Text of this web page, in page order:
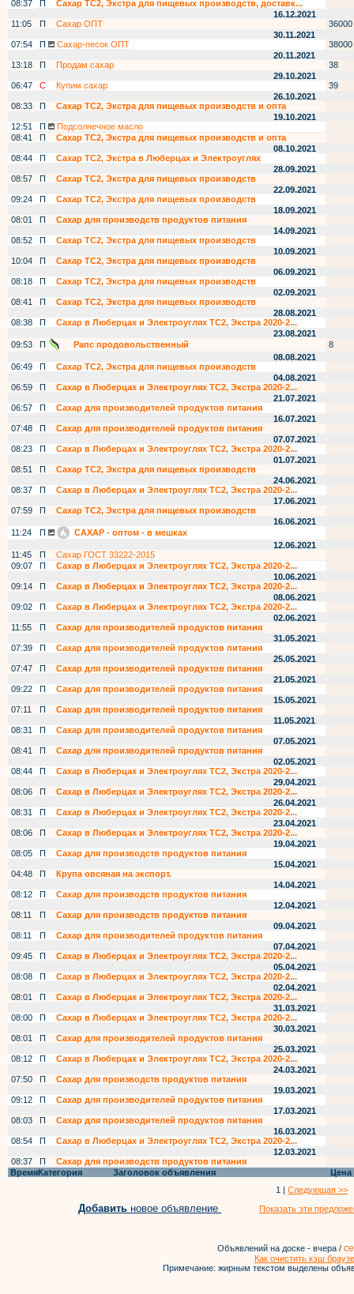
08:37 П
Сахар ТС2, Экстра для пищевых производств, доставк...
16.12.2021
11:05
П Сахар ОПТ
36000
30.11.2021
07:54
П Сахар-песок ОПТ
38000
20.11.2021
13:18
П Продам сахар
38
29.10.2021
06:47
С Купим сахар
39
26.10.2021
08:33
П
Сахар ТС2, Экстра для пищевых производств и опта
19.10.2021
12:51
П
Подсолнечное масло
08:41
П
Сахар ТС2, Экстра для пищевых производств и опта
08.10.2021
08:44
П
Сахар ТС2, Экстра в Люберцах и Электроуглях
28.09.2021
08:57
П
Сахар ТС2, Экстра для пищевых производств
22.09.2021
09:24
П
Сахар ТС2, Экстра для пищевых производств
18.09.2021
08:01
П
Сахар для производств продуктов питания
14.09.2021
08:52
П
Сахар ТС2, Экстра для пищевых производств
10.09.2021
10:04
П
Сахар ТС2, Экстра для пищевых производств
06.09.2021
08:18
П
Сахар ТС2, Экстра для пищевых производств
02.09.2021
08:41
П
Сахар ТС2, Экстра для пищевых производств
28.08.2021
08:38
П
Сахар в Люберцах и Электроуглях ТС2, Экстра 2020-2...
23.08.2021
09:53
П Рапс продовольственный
8
08.08.2021
06:49
П
Сахар ТС2, Экстра для пищевых производств
04.08.2021
06:59
П
Сахар в Люберцах и Электроуглях ТС2, Экстра 2020-2...
21.07.2021
06:57
П
Сахар для производителей продуктов питания
16.07.2021
07:48
П
Сахар для производителей продуктов питания
07.07.2021
08:23
П
Сахар в Люберцах и Электроуглях ТС2, Экстра 2020-2...
01.07.2021
08:51
П
Сахар ТС2, Экстра для пищевых производств
24.06.2021
08:37
П
Сахар в Люберцах и Электроуглях ТС2, Экстра 2020-2...
17.06.2021
07:59
П
Сахар ТС2, Экстра для пищевых производств
16.06.2021
11:24
П
САХАР - оптом - в мешках
12.06.2021
11:45
П
Сахар ГОСТ 33222-2015
09:07
П
Сахар в Люберцах и Электроуглях ТС2, Экстра 2020-2...
10.06.2021
09:14
П
Сахар в Люберцах и Электроуглях ТС2, Экстра 2020-2...
08.06.2021
09:02
П
Сахар в Люберцах и Электроуглях ТС2, Экстра 2020-2...
02.06.2021
11:55
П
Сахар для производителей продуктов питания
31.05.2021
07:39
П
Сахар для производителей продуктов питания
25.05.2021
07:47
П
Сахар для производителей продуктов питания
21.05.2021
09:22
П
Сахар для производителей продуктов питания
15.05.2021
07:11
П
Сахар для производителей продуктов питания
11.05.2021
08:31
П
Сахар для производителей продуктов питания
07.05.2021
08:41
П
Сахар для производителей продуктов питания
02.05.2021
08:44
П
Сахар в Люберцах и Электроуглях ТС2, Экстра 2020-2...
29.04.2021
08:06
П
Сахар в Люберцах и Электроуглях ТС2, Экстра 2020-2...
26.04.2021
08:31
П
Сахар в Люберцах и Электроуглях ТС2, Экстра 2020-2...
23.04.2021
08:06
П
Сахар в Люберцах и Электроуглях ТС2, Экстра 2020-2...
19.04.2021
08:05
П
Сахар для производств продуктов питания
15.04.2021
04:48
П
Крупа овсяная на экспорт.
14.04.2021
08:12
П
Сахар для производств продуктов питания
12.04.2021
08:11
П
Сахар для производств продуктов питания
09.04.2021
08:11
П
Сахар для производителей продуктов питания
07.04.2021
09:45
П
Сахар в Люберцах и Электроуглях ТС2, Экстра 2020-2...
05.04.2021
08:08
П
Сахар в Люберцах и Электроуглях ТС2, Экстра 2020-2...
02.04.2021
08:01
П
Сахар в Люберцах и Электроуглях ТС2, Экстра 2020-2...
31.03.2021
08:00
П
Сахар в Люберцах и Электроуглях ТС2, Экстра 2020-2...
30.03.2021
08:01
П
Сахар для производителей продуктов питания
25.03.2021
08:12
П
Сахар в Люберцах и Электроуглях ТС2, Экстра 2020-2...
24.03.2021
07:50
П
Сахар для производств продуктов питания
19.03.2021
09:12
П
Сахар для производителей продуктов питания
17.03.2021
08:03
П
Сахар для производителей продуктов питания
16.03.2021
08:54
П
Сахар в Люберцах и Электроуглях ТС2, Экстра 2020-2...
12.03.2021
08:37
П
Сахар для производств продуктов питания
ВремяКатегория Заголовок объявления
Цена
1 | Следующая >>
Добавить новое объявление Показать эти
Объявлений на доске - вчера /
Как очистить кэш
Примечание: жирным текстом выделены